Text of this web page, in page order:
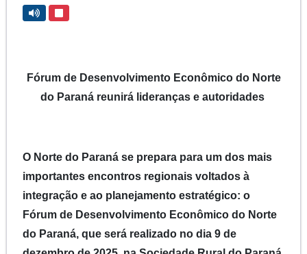
Fórum de Desenvolvimento Econômico do Norte
do Paraná reunirá lideranças e autoridades
O Norte do Paraná se prepara para um dos mais
importantes encontros regionais voltados à
integração e ao planejamento estratégico: o
Fórum de Desenvolvimento Econômico do Norte
do Paraná, que será realizado no dia 9 de